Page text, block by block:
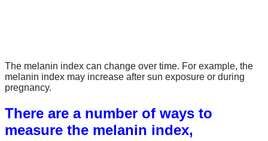
The melanin index can change over time. For example, the
melanin index may increase after sun exposure or during
pregnancy.
There are a number of ways to
measure the melanin index,